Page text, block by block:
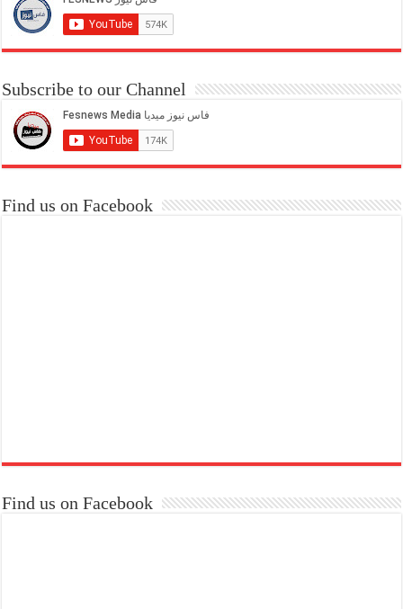
Subscribe to our Channel
Find us on Facebook
Find us on Facebook